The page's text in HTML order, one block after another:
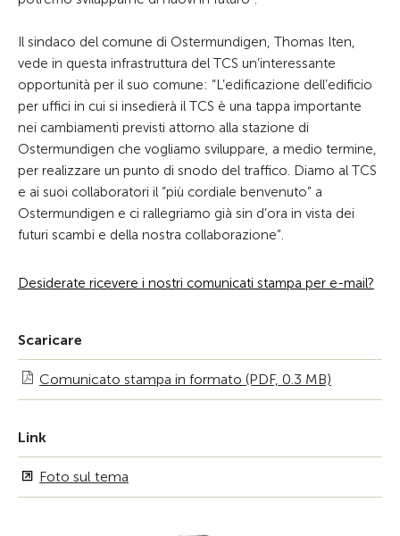
Il sindaco del comune di Ostermundigen, Thomas Iten,
vede in questa infrastruttura del TCS un’interessante
opportunità per il suo comune: “L’edificazione dell’edificio
per uffici in cui si insedierà il TCS è una tappa importante
nei cambiamenti previsti attorno alla stazione di
Ostermundigen che vogliamo sviluppare, a medio termine,
per realizzare un punto di snodo del traffico. Diamo al TCS
e ai suoi collaboratori il “più cordiale benvenuto” a
Ostermundigen e ci rallegriamo già sin d’ora in vista dei
futuri scambi e della nostra collaborazione”.
Desiderate ricevere i nostri comunicati stampa per e-mail?
Scaricare
Comunicato stampa in formato (PDF, 0.3 MB)
Link
Foto sul tema